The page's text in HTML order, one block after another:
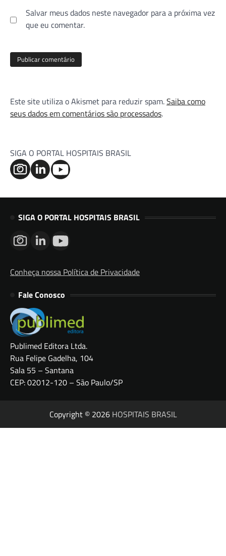
Salvar meus dados neste navegador para a próxima vez
que eu comentar.
Este site utiliza o Akismet para reduzir spam.Saiba como
seus dados em comentários são processados.
SIGA O PORTAL HOSPITAIS BRASIL
SIGA O PORTAL HOSPITAIS BRASIL
Conheça nossa Política de Privacidade
Fale Conosco
Publimed Editora Ltda.
Rua Felipe Gadelha, 104
Sala 55 – Santana
CEP: 02012-120 – São Paulo/SP
Copyright © 2026 HOSPITAIS BRASIL